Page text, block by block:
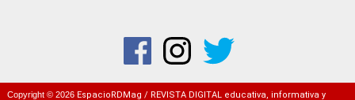
Copyright © 2026 EspacioRDMag / REVISTA DIGITAL educativa, informativa y